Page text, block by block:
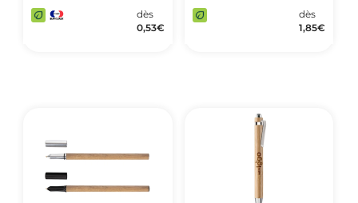
dès
0,53€
dès
1,85€